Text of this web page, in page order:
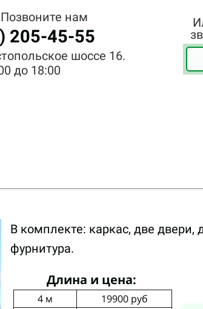
нам
205-45-55
шоссе 16.
до 18:00
В комплекте: каркас, две двери,
фурнитура.
Длина и цена:
4 м 19900руб